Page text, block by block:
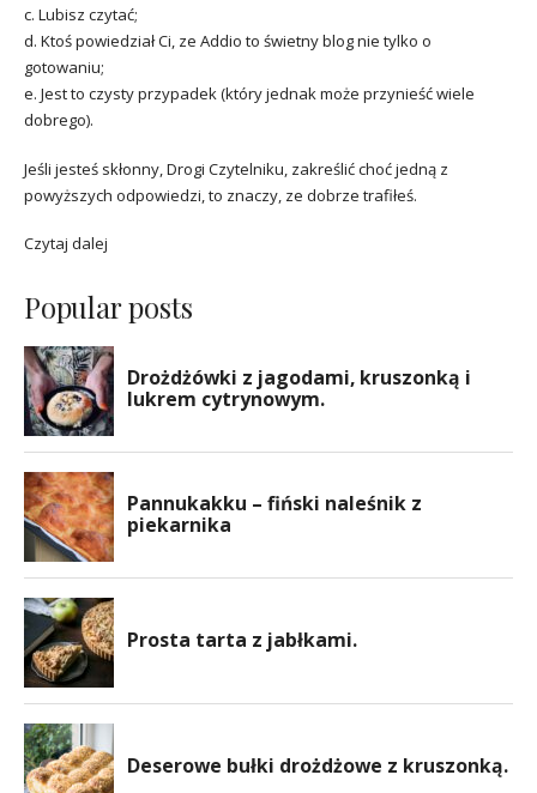
c. Lubisz czytać;
d. Ktoś powiedział Ci, ze Addio to świetny blog nie tylko o
gotowaniu;
e. Jest to czysty przypadek (który jednak może przynieść wiele
dobrego).
Jeśli jesteś skłonny, Drogi Czytelniku, zakreślić choć jedną z
powyższych odpowiedzi, to znaczy, ze dobrze trafiłeś.
Czytaj dalej
Popular posts